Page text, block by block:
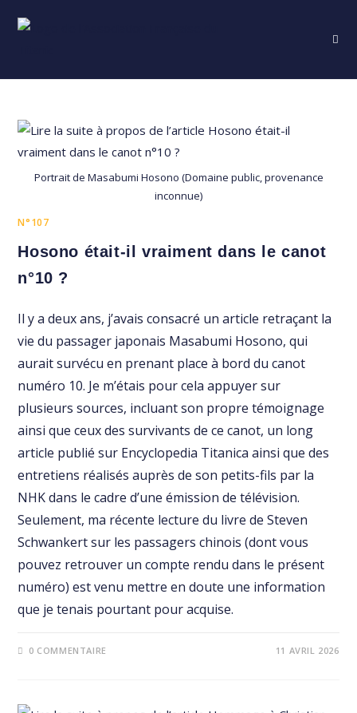
Portrait de Masabumi Hosono (Domaine public, provenance
inconnue)
N°107
Hosono était-il vraiment dans le canot
n°10 ?
Il y a deux ans, j’avais consacré un article retraçant la
vie du passager japonais Masabumi Hosono, qui
aurait survécu en prenant place à bord du canot
numéro 10. Je m’étais pour cela appuyer sur
plusieurs sources, incluant son propre témoignage
ainsi que ceux des survivants de ce canot, un long
article publié sur Encyclopedia Titanica ainsi que des
entretiens réalisés auprès de son petits-fils par la
NHK dans le cadre d’une émission de télévision.
Seulement, ma récente lecture du livre de Steven
Schwankert sur les passagers chinois (dont vous
pouvez retrouver un compte rendu dans le présent
numéro) est venu mettre en doute une information
que je tenais pourtant pour acquise.
0 COMMENTAIRE 11 AVRIL 2026